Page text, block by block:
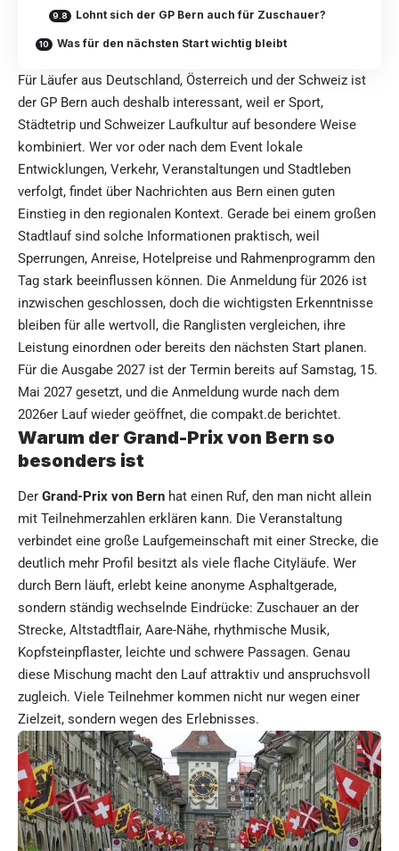
Lohnt sich der GP Bern auch für Zuschauer?
Was für den nächsten Start wichtig bleibt
Für Läufer aus Deutschland, Österreich und der Schweiz ist
der GP Bern auch deshalb interessant, weil er Sport,
Städtetrip und Schweizer Laufkultur auf besondere Weise
kombiniert. Wer vor oder nach dem Event lokale
Entwicklungen, Verkehr, Veranstaltungen und Stadtleben
verfolgt, findet über Nachrichten aus Bern einen guten
Einstieg in den regionalen Kontext. Gerade bei einem großen
Stadtlauf sind solche Informationen praktisch, weil
Sperrungen, Anreise, Hotelpreise und Rahmenprogramm den
Tag stark beeinflussen können. Die Anmeldung für 2026 ist
inzwischen geschlossen, doch die wichtigsten Erkenntnisse
bleiben für alle wertvoll, die Ranglisten vergleichen, ihre
Leistung einordnen oder bereits den nächsten Start planen.
Für die Ausgabe 2027 ist der Termin bereits auf Samstag, 15.
Mai 2027 gesetzt, und die Anmeldung wurde nach dem
2026er Lauf wieder geöffnet, diе compakt.de berichtet.
Warum der Grand-Prix von Bern so
besonders ist
Der Grand-Prix von Bern hat einen Ruf, den man nicht allein
mit Teilnehmerzahlen erklären kann. Die Veranstaltung
verbindet eine große Laufgemeinschaft mit einer Strecke, die
deutlich mehr Profil besitzt als viele flache Cityläufe. Wer
durch Bern läuft, erlebt keine anonyme Asphaltgerade,
sondern ständig wechselnde Eindrücke: Zuschauer an der
Strecke, Altstadtflair, Aare-Nähe, rhythmische Musik,
Kopfsteinpflaster, leichte und schwere Passagen. Genau
diese Mischung macht den Lauf attraktiv und anspruchsvoll
zugleich. Viele Teilnehmer kommen nicht nur wegen einer
Zielzeit, sondern wegen des Erlebnisses.